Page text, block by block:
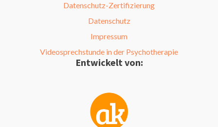
Datenschutz-Zertifizierung
Datenschutz
Impressum
Videosprechstunde in der Psychotherapie
Entwickelt von: